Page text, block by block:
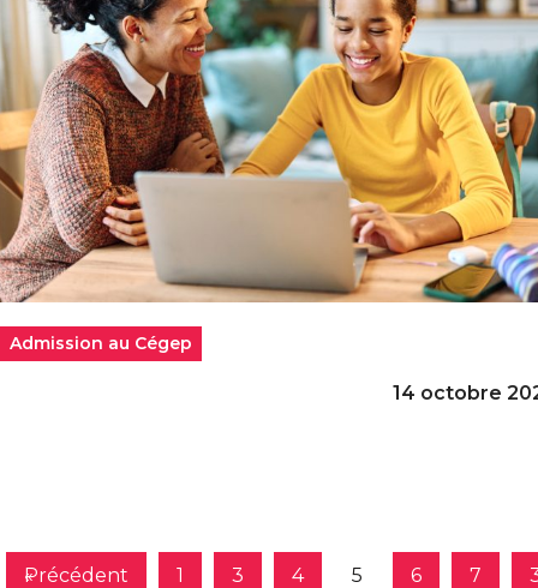
Admission au Cégep
14 octobre
« Précédent 1 3 4 5 6 7